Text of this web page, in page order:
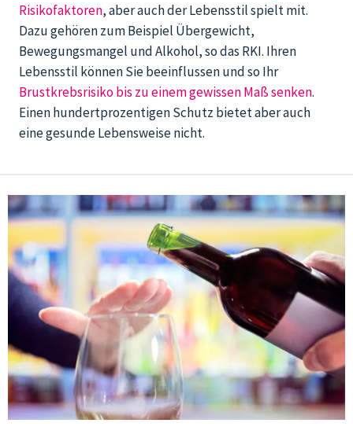
Risikofaktoren, aber auch der Lebensstil spielt mit.
Dazu gehören zum Beispiel Übergewicht,
Bewegungsmangel und Alkohol, so das RKI. Ihren
Lebensstil können Sie beeinflussen und so Ihr
Brustkrebsrisiko bis zu einem gewissen Maß senken.
Einen hundertprozentigen Schutz bietet aber auch
eine gesunde Lebensweise nicht.